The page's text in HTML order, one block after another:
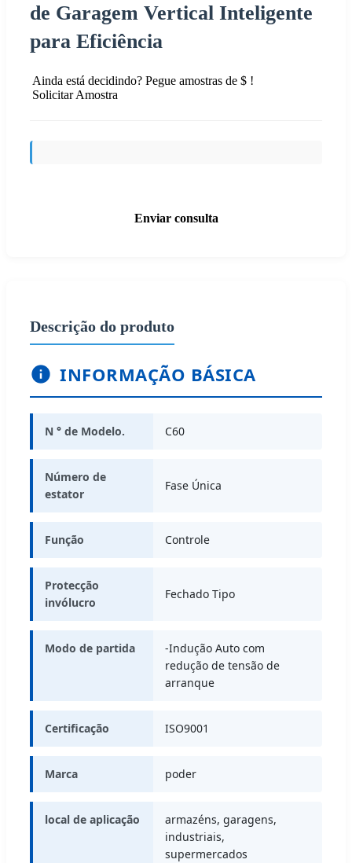
de Garagem Vertical Inteligente
para Eficiência
Ainda está decidindo? Pegue amostras de $ !
Solicitar Amostra
Enviar consulta
Descrição do produto
INFORMAÇÃO BÁSICA
N ° de Modelo. C60
Número de
estator
Fase Única
Função Controle
Protecção
invólucro
Fechado Tipo
Modo de partida
-Indução Auto com
redução de tensão de
arranque
Certificação ISO9001
Marca poder
local de aplicação
armazéns, garagens,
industriais,
supermercados